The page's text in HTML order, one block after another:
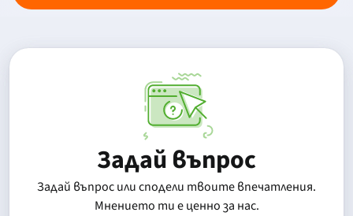
Задай въпрос
Задай въпрос или сподели твоите впечатления.
Mнението ти е ценно за нас.